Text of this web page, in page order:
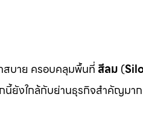
สบาย ครอบคลุมพื้นที่ สีลม (
นี้ยังใกล้กับย่านธุรกิจสำคัญมาก